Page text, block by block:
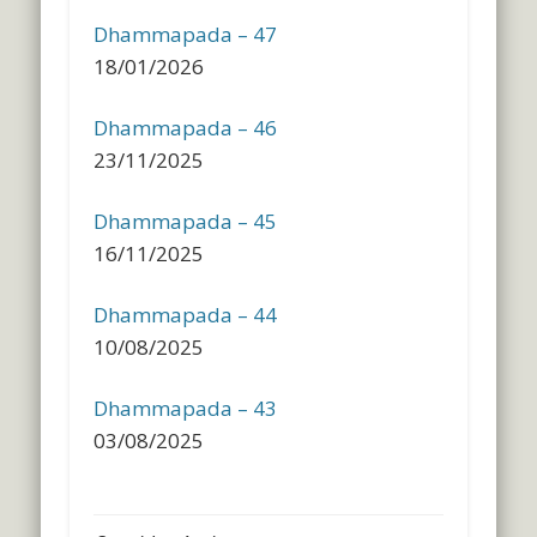
Dhammapada – 47
18/01/2026
Dhammapada – 46
23/11/2025
Dhammapada – 45
16/11/2025
Dhammapada – 44
10/08/2025
Dhammapada – 43
03/08/2025